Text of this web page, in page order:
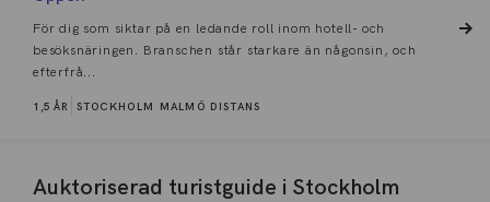
För dig som siktar på en ledande roll inom hotell- och
besöksnäringen. Branschen står starkare än någonsin, och
efterfrå...
1,5 ÅR STOCKHOLM MALMÖ DISTANS
Auktoriserad turistguide i Stockholm